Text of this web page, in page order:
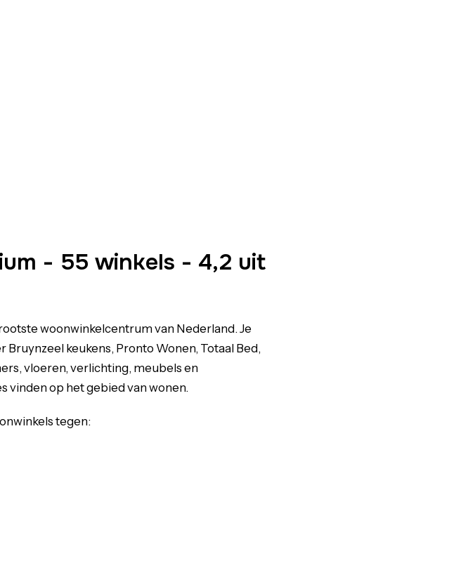
- 55 winkels - 4,2 uit
woonwinkelcentrum van Nederland. Je
keukens, Pronto Wonen, Totaal Bed,
vloeren, verlichting, meubels en
vinden op het gebied van wonen.
tegen: